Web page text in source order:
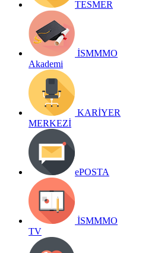
TESMER
İSMMMO
Akademi
KARİYER
MERKEZİ
ePOSTA
İSMMMO
TV